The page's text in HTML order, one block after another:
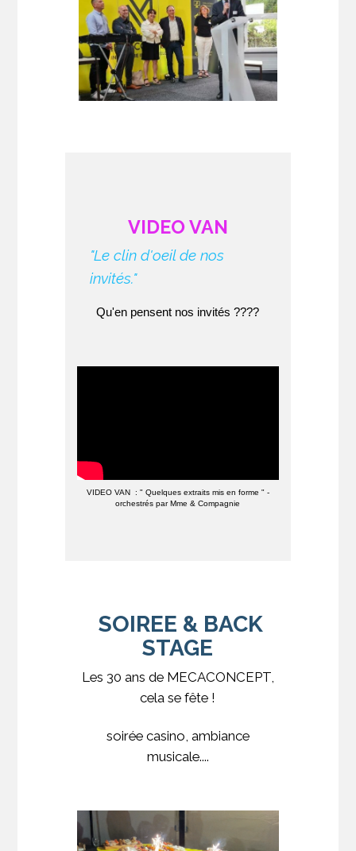
VIDEO VAN
"Le clin d'oeil de nos
invités."
Qu'en pensent nos invités ????
VIDEO VAN : " Quelques extraits mis en forme " -
orchestrés par Mme & Compagnie
SOIREE & BACK
STAGE
Les 30 ans de MECACONCEPT,
cela se fête !
soirée casino, ambiance
musicale....